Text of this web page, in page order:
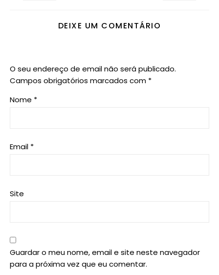
DEIXE UM COMENTÁRIO
O seu endereço de email não será publicado.
Campos obrigatórios marcados com *
Nome *
Email *
Site
Guardar o meu nome, email e site neste navegador
para a próxima vez que eu comentar.